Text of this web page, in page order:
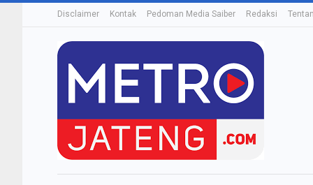
Disclaimer Kontak Pedoman Media Saiber Redaksi